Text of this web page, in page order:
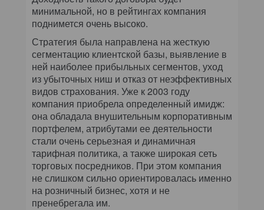
минимальной, но в рейтингах компания
поднимется очень высоко.
Стратегия была направлена на жесткую
сегментацию клиентской базы, выявление в
ней наиболее прибыльных сегментов, уход
из убыточных ниш и отказ от неэффективных
видов страхования. Уже к 2003 году
компания приобрела определенный имидж:
она обладала внушительным корпоративным
портфелем, атрибутами ее деятельности
стали очень серьезная и динамичная
тарифная политика, а также широкая сеть
торговых посредников. При этом компания
не слишком сильно ориентировалась именно
на розничный бизнес, хотя и не
пренебрегала им.